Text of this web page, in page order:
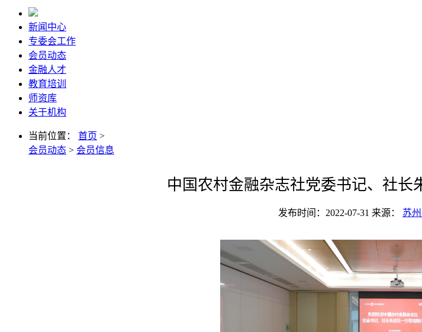
新闻中心
专委会工作
会员动态
金融人才
教育培训
师资库
关于机构
当前位置： 首页 >
会员动态 > 会员信息
中国农村金融杂志社党委书记、社长
发布时间：2022-07-31 来源： 苏